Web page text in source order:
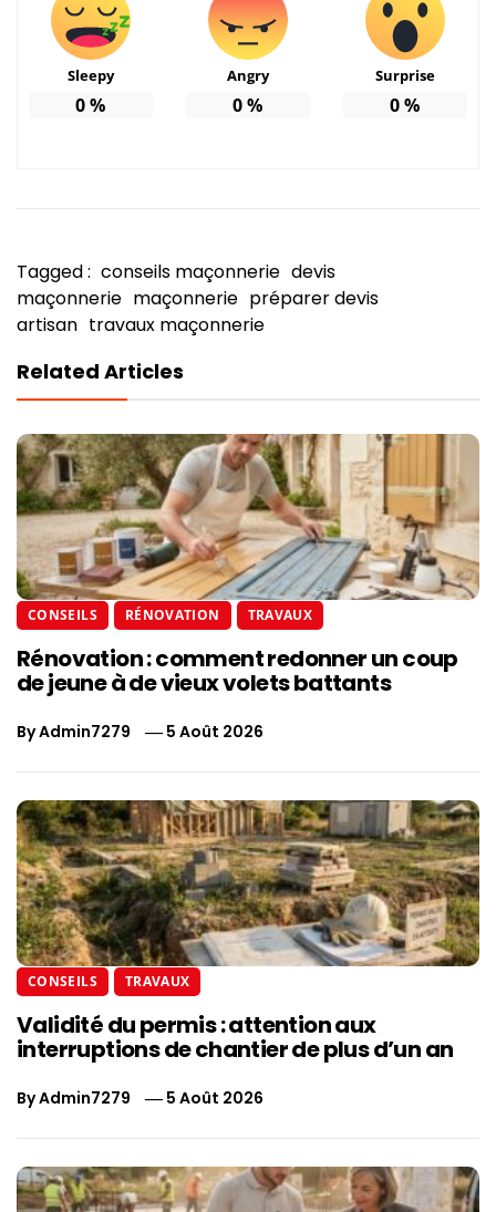
Sleepy
0%
Angry
0%
Surprise
0%
Tagged : conseils maçonnerie devis
maçonnerie maçonnerie préparer devis
artisan travaux maçonnerie
Related Articles
CONSEILS RÉNOVATION TRAVAUX
Rénovation : comment redonner un coup
de jeune à de vieux volets battants
ByAdmin7279 5 Août 2026
CONSEILS TRAVAUX
Validité du permis : attention aux
interruptions de chantier de plus d’un an
ByAdmin7279 5 Août 2026